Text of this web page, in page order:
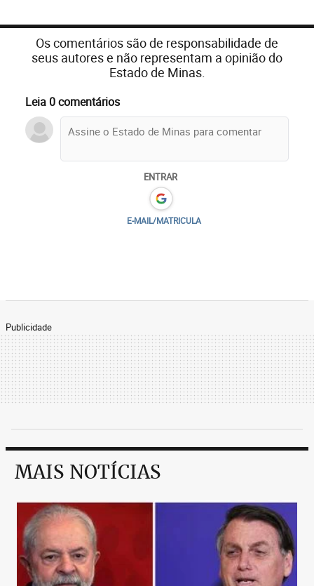
Os comentários são de responsabilidade de
seus autores e não representam a opinião do
Estado de Minas.
Leia 0 comentários
ENTRAR
E-MAIL/MATRICULA
Publicidade
MAIS NOTÍCIAS